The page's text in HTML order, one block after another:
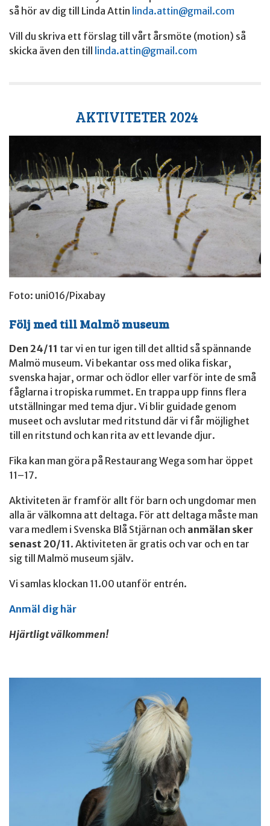
så hör av dig till Linda Attin linda.attin@gmail.com
Vill du skriva ett förslag till vårt årsmöte (motion) så
skicka även den till linda.attin@gmail.com
AKTIVITETER 2024
Foto: uni016/Pixabay
Följ med till Malmö museum
Den 24/11 tar vi en tur igen till det alltid så spännande
Malmö museum. Vi bekantar oss med olika fiskar,
svenska hajar, ormar och ödlor eller varför inte de små
fåglarna i tropiska rummet. En trappa upp finns flera
utställningar med tema djur. Vi blir guidade genom
museet och avslutar med ritstund där vi får möjlighet
till en ritstund och kan rita av ett levande djur.
Fika kan man göra på Restaurang Wega som har öppet
11–17.
Aktiviteten är framför allt för barn och ungdomar men
alla är välkomna att deltaga. För att deltaga måste man
vara medlem i Svenska Blå Stjärnan och anmälan sker
senast 20/11. Aktiviteten är gratis och var och en tar
sig till Malmö museum själv.
Vi samlas klockan 11.00 utanför entrén.
Anmäl dig här
Hjärtligt välkommen!